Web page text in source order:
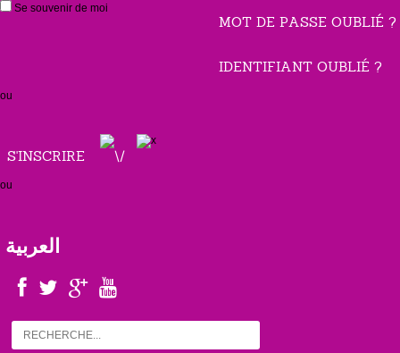
Se souvenir de moi
MOT DE PASSE OUBLIÉ ?
IDENTIFIANT OUBLIÉ ?
ou
S'INSCRIRE
ou
العربية